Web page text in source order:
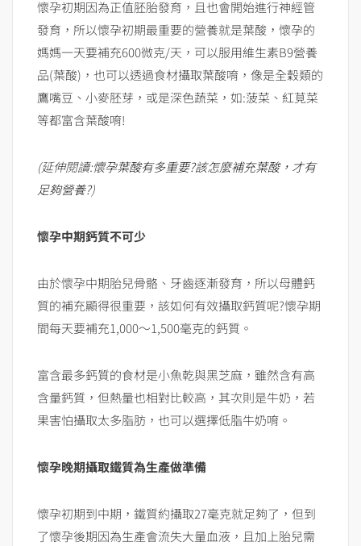
懷孕初期因為正值胚胎發育，且也會開始進行神經管
發育，所以懷孕初期最重要的營養就是葉酸，懷孕的
媽媽一天要補充600微克/天，可以服用維生素B9營養
品(葉酸)，也可以透過食材攝取葉酸唷，像是全穀類的
鷹嘴豆、小麥胚芽，或是深色蔬菜，如:菠菜、紅莧菜
等都富含葉酸唷!
(延伸閱讀:懷孕葉酸有多重要?該怎麼補充葉酸，才有
足夠營養?)
懷孕中期鈣質不可少
由於懷孕中期胎兒骨骼、牙齒逐漸發育，所以母體鈣
質的補充顯得很重要，該如何有效攝取鈣質呢?懷孕期
間每天要補充1,000～1,500毫克的鈣質。
富含最多鈣質的食材是小魚乾與黑芝麻，雖然含有高
含量鈣質，但熱量也相對比較高，其次則是牛奶，若
果害怕攝取太多脂肪，也可以選擇低脂牛奶唷。
懷孕晚期攝取鐵質為生產做準備
懷孕初期到中期，鐵質約攝取27毫克就足夠了，但到
了懷孕後期因為生產會流失大量血液，且加上胎兒需